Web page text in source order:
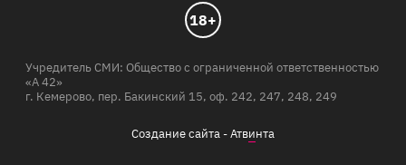
18+
Учредитель СМИ: Общество с ограниченной ответственностью
«А 42»
г. Кемерово, пер. Бакинский 15, оф. 242, 247, 248, 249
Создание сайта -Атвинта